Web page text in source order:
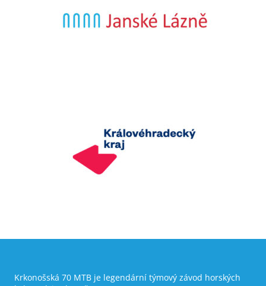
Krkonošská 70 MTB je legendární týmový závod horských